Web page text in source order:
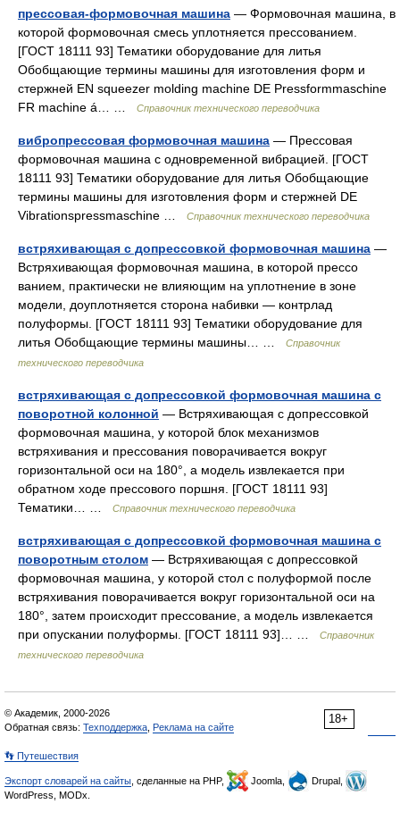
прессовая-формовочная машина — Формовочная машина, в
которой формовочная смесь уплотняется прессованием.
[ГОСТ 18111 93] Тематики оборудование для литья
Обобщающие термины машины для изготовления форм и
стержней EN squeezer molding machine DE Pressformmaschine
FR machine á… …
Справочник технического переводчика
вибропрессовая формовочная машина — Прессовая
формовочная машина с одновременной вибрацией. [ГОСТ
18111 93] Тематики оборудование для литья Обобщающие
термины машины для изготовления форм и стержней DE
Vibrationspressmaschine …
Справочник технического переводчика
встряхивающая с допрессовкой формовочная машина —
Встряхивающая формовочная машина, в которой прессо
ванием, практически не влияющим на уплотнение в зоне
модели, доуплотняется сторона набивки — контрлад
полуформы. [ГОСТ 18111 93] Тематики оборудование для
литья Обобщающие термины машины… …
Справочник
технического переводчика
встряхивающая с допрессовкой формовочная машина с
поворотной колонной — Встряхивающая с допрессовкой
формовочная машина, у которой блок механизмов
встряхивания и прессования поворачивается вокруг
горизонтальной оси на 180°, а модель извлекается при
обратном ходе прессового поршня. [ГОСТ 18111 93]
Тематики… …
Справочник технического переводчика
встряхивающая с допрессовкой формовочная машина с
поворотным столом — Встряхивающая с допрессовкой
формовочная машина, у которой стол с полуформой после
встряхивания поворачивается вокруг горизонтальной оси на
180°, затем происходит прессование, а модель извлекается
при опускании полуформы. [ГОСТ 18111 93]… …
Справочник
технического переводчика
18+
© Академик, 2000-2026
Обратная связь: Техподдержка Реклама на сайте
👣 Путешествия
Экспорт словарей на сайты , сделанные на PHP, Joomla,
Drupal,
WordPress, MODx.